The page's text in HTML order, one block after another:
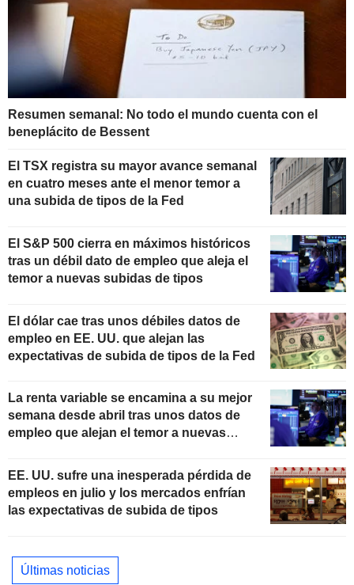
Resumen semanal: No todo el mundo cuenta con el
beneplácito de Bessent
El TSX registra su mayor avance semanal
en cuatro meses ante el menor temor a
una subida de tipos de la Fed
El S&P 500 cierra en máximos históricos
tras un débil dato de empleo que aleja el
temor a nuevas subidas de tipos
El dólar cae tras unos débiles datos de
empleo en EE. UU. que alejan las
expectativas de subida de tipos de la Fed
La renta variable se encamina a su mejor
semana desde abril tras unos datos de
empleo que alejan el temor a nuevas
EE. UU. sufre una inesperada pérdida de
empleos en julio y los mercados enfrían
las expectativas de subida de tipos
Últimas noticias